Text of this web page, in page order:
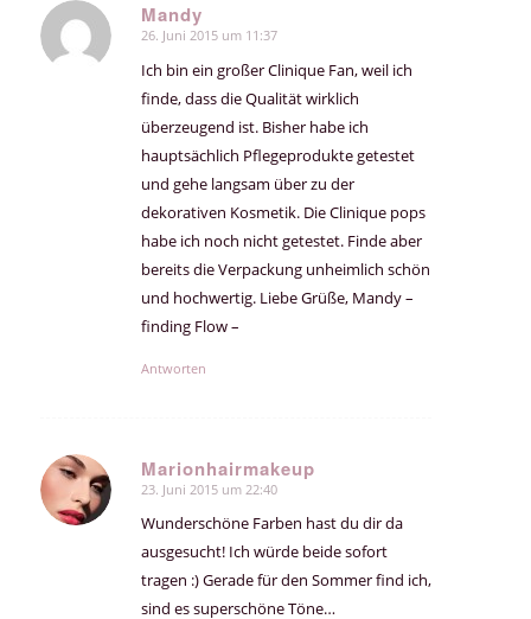
Mandy
sagte:
26. Juni 2015 um 11:37
Ich bin ein großer Clinique Fan, weil ich
finde, dass die Qualität wirklich
überzeugend ist. Bisher habe ich
hauptsächlich Pflegeprodukte getestet
und gehe langsam über zu der
dekorativen Kosmetik. Die Clinique pops
habe ich noch nicht getestet. Finde aber
bereits die Verpackung unheimlich schön
und hochwertig. Liebe Grüße, Mandy –
finding Flow –
Antworten
Marionhairmakeup
sagte:
23. Juni 2015 um 22:40
Wunderschöne Farben hast du dir da
ausgesucht! Ich würde beide sofort
tragen :) Gerade für den Sommer find ich,
sind es superschöne Töne…